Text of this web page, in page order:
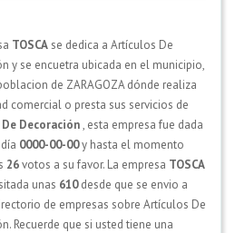
TOSCAse dedica a Artículos De
y se encuetra ubicada en el municipio,
de ZARAGOZA dónde realiza
comercial o presta sus servicios de
Decoración, esta empresa fue dada
0000-00-00y hasta el momento
26votos a su favor. La empresa TOSCA
unas 610desde que se envio a
de empresas sobre Artículos De
Recuerde que si usted tiene una